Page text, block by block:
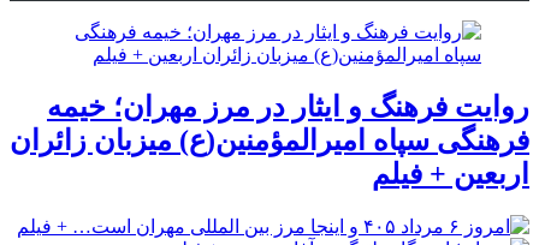
روایت فرهنگ و ایثار در مرز مهران؛ خیمه
فرهنگی سپاه امیرالمؤمنین(ع) میزبان زائران
اربعین + فیلم